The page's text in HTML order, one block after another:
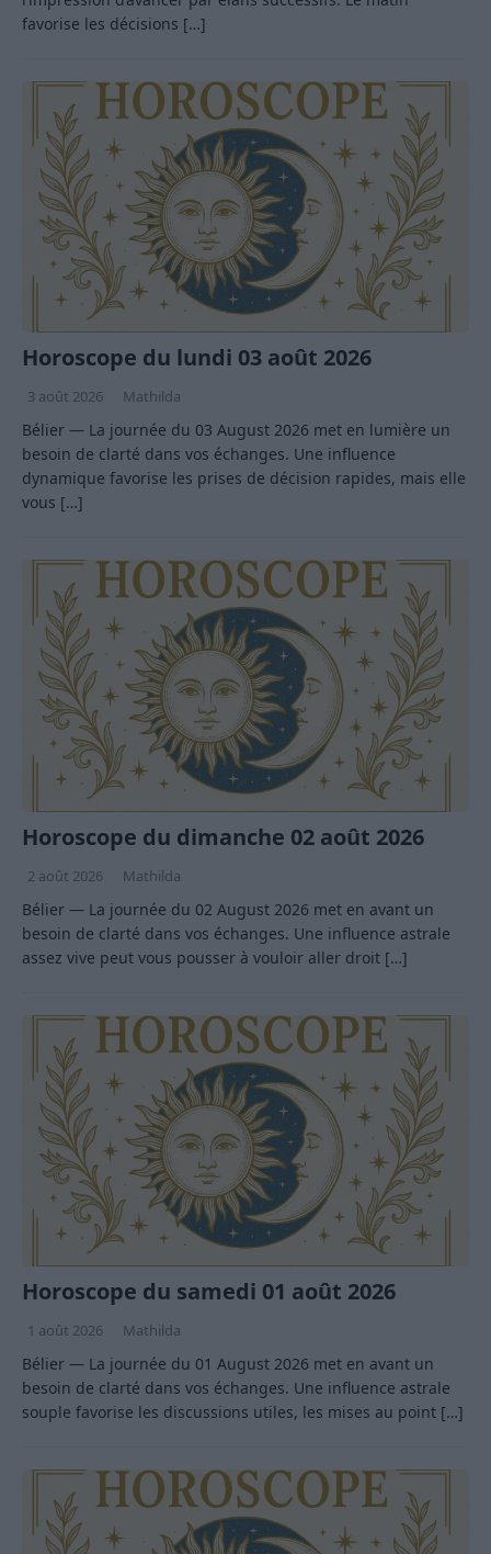
favorise les décisions […]
Horoscope du lundi 03 août 2026
3 août 2026 Mathilda
Bélier — La journée du 03 August 2026 met en lumière un
besoin de clarté dans vos échanges. Une influence
dynamique favorise les prises de décision rapides, mais elle
vous […]
Horoscope du dimanche 02 août 2026
2 août 2026 Mathilda
Bélier — La journée du 02 August 2026 met en avant un
besoin de clarté dans vos échanges. Une influence astrale
assez vive peut vous pousser à vouloir aller droit […]
Horoscope du samedi 01 août 2026
1 août 2026 Mathilda
Bélier — La journée du 01 August 2026 met en avant un
besoin de clarté dans vos échanges. Une influence astrale
souple favorise les discussions utiles, les mises au point […]